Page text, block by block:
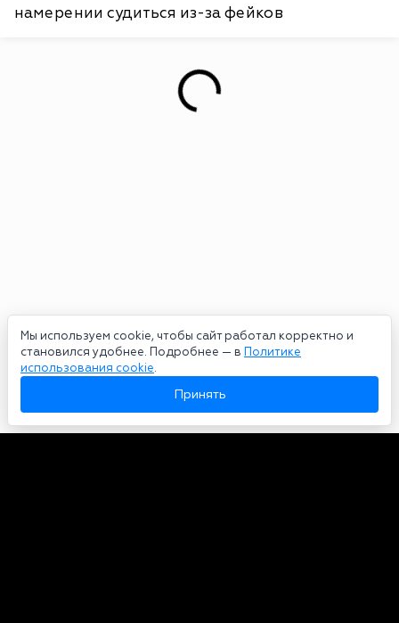
Мы используем cookie, чтобы сайт работал корректно и
становился удобнее. Подробнее — в Политике
использования cookie.
Принять
намерении судиться из-за фейков